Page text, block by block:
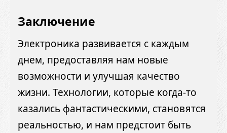
Заключение
Электроника развивается с каждым
днем, предоставляя нам новые
возможности и улучшая качество
жизни. Технологии, которые когда-то
казались фантастическими, становятся
реальностью, и нам предстоит быть